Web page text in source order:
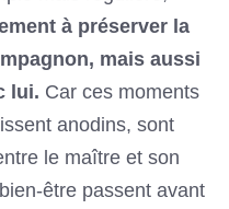
à préserver la
mais aussi
lui. Car ces moments
anodins, sont
le maître et son
être passent avant